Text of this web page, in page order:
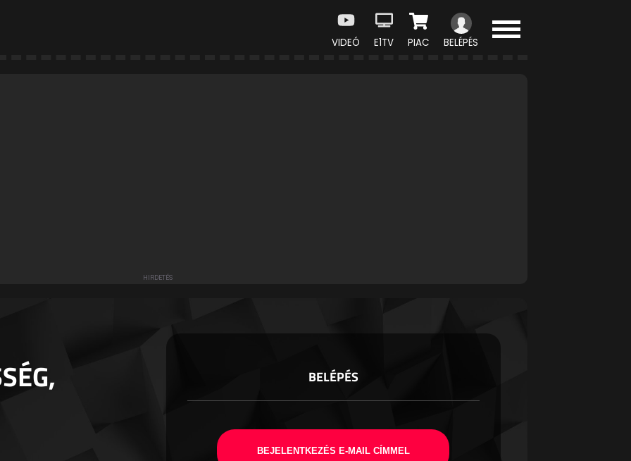
VIDEÓ E1TV PIAC BELÉPÉS
BELÉPÉS
BEJELENTKEZÉS E-MAIL CÍMMEL